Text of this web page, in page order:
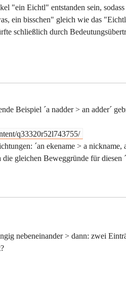
"ein Eichtl" entstanden sein,
ein bisschen" gleich wie das
schließlich durch
Beispiel ´a nadder > an adder´
q33320r52l743755/
´an ekename > a
gleichen Beweggründe für diesen
nebeneinander > dann: zwei